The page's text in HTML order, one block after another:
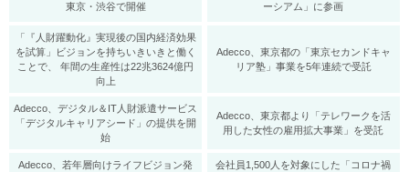
東京・渋谷で開催
ーシアム」に参画
「『人財躍動化』実現後の国内経済効果
を試算」ビジョンを持ちいきいきと働く
ことで、 年間の生産性は22兆3624億円
向上
Adecco、東京都の「東京セカンドキャ
リア塾」事業を5年連続で受託
Adecco、デジタル＆IT人財派遣サービス
「デジタルキャリアシード」の提供を開
始
Adecco、東京都より「テレワークを活
用した女性の雇用拡大事業」を受託
Adecco、若年層向けライフビジョン発
会社員1,500人を対象にした「コロナ禍